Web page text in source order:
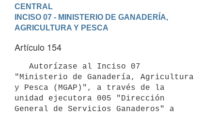
CENTRAL
INCISO 07 - MINISTERIO DE GANADERÍA,
AGRICULTURA Y PESCA
Artículo 154
"Ministerio de Ganadería, Agricultura
y Pesca (MGAP)", a través de la
unidad ejecutora 005 "Dirección
General de Servicios Ganaderos" a